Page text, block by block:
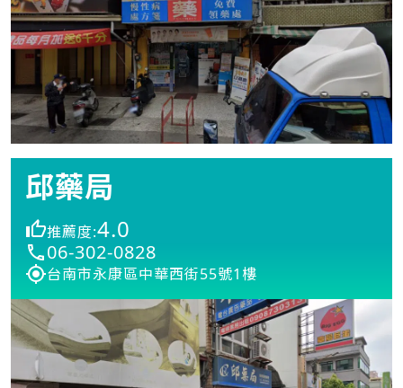
邱藥局
推薦度:4.0
06-302-0828
台南市永康區中華西街55號1樓